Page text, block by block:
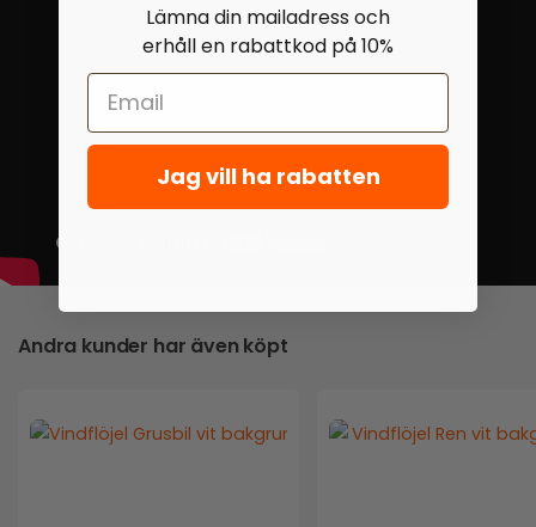
Andra kunder har även köpt
Lämna din mailadress och
erhåll en rabattkod på 10%
Jag vill ha rabatten